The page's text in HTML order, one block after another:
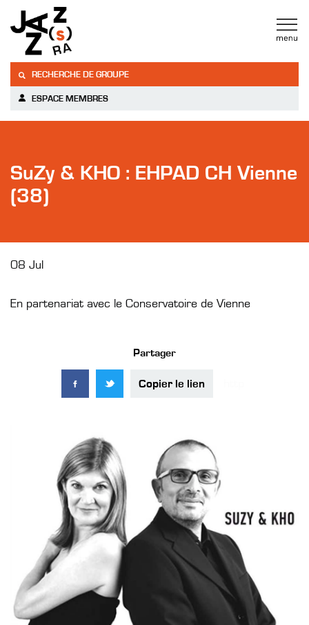
RECHERCHE DE GROUPE
ESPACE MEMBRES
SuZy & KHO : EHPAD CH Vienne
(38)
08 Jul
En partenariat avec le Conservatoire de Vienne
Partager
Copier le lien